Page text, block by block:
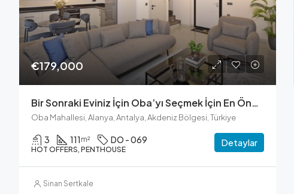
€179,000
Bir Sonraki Eviniz İçin Oba’yı Seçmek İçin En Önemli Nedenler: Olanaklar Ve Yaşam Tarzı
Oba Mahallesi, Alanya, Antalya, Akdeniz Bölgesi, Türkiye
3 111 m² DO - 069
HOT OFFERS, PENTHOUSE
Detaylar
Sinan Sertkale